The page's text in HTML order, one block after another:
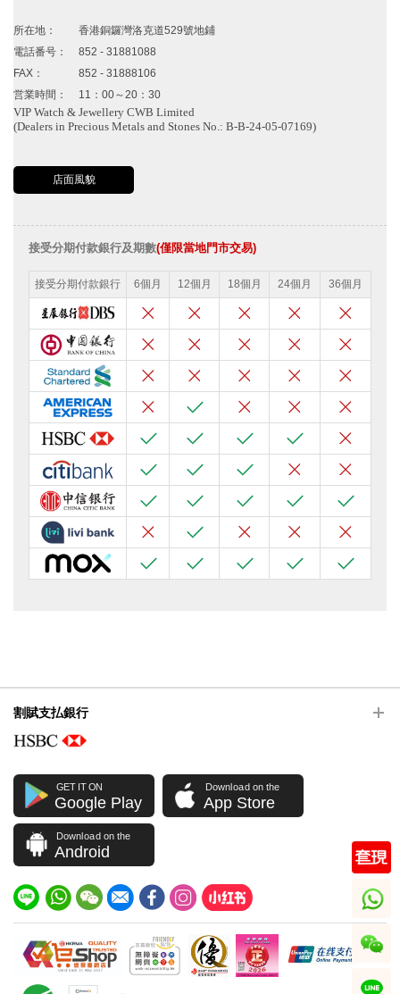
所在地：
香港銅鑼灣洛克道529號地鋪
電話番号：
852 - 31881088
FAX：
852 - 31888106
営業時間：
11：00～20：30
VIP Watch & Jewellery CWB Limited
(Dealers in Precious Metals and Stones No.: B-B-24-05-07169)
店面風貌
接受分期付款銀行及期數(僅限當地門市交易)
接受分期付款銀行 6個月 12個月 18個月 24個月 36個月
割賦支払銀行
GET IT ON
Google Play
Download on the
App Store
Download on the
Android
whatsapp